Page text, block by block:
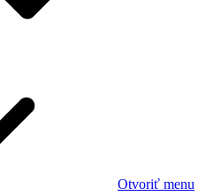
Otvoriť menu